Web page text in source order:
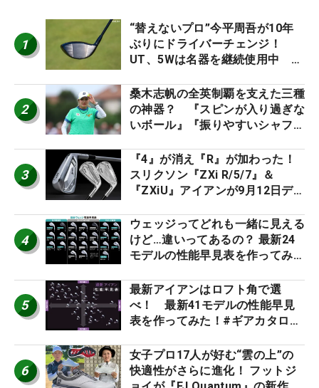
1
“替えないプロ”今平周吾が10年
ぶりにドライバーチェンジ！
UT、5Wは名器を継続使用中 #
2
桑木志帆の全英制覇を支えた三種
の神器？ 『スピンが入り過ぎな
いボール』『振りやすいシャフ
ー』 #女子プロセッティング
3
『4』が消え『R』が加わった！
スリクソン『ZXi R/5/7』＆
『ZXiU』アイアンが9月12日デ
4
ウェッジってどれも一緒に見える
けど…違いってあるの？ 最新24
モデルの性能早見表を作ってみ
5
最新アイアンはロフト角で選
べ！ 最新41モデルの性能早見
表を作ってみた！#ギアカタログ
6
女子プロ17人が好む“雲の上”の
快適性がさらに進化！ フットジ